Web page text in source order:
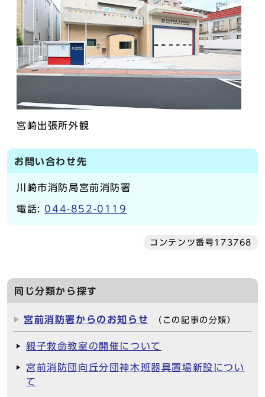
宮崎出張所外観
お問い合わせ先
川崎市消防局宮前消防署
電話: 044-852-0119
コンテンツ番号173768
同じ分類から探す
宮前消防署からのお知らせ （この記事の分類）
親子救命教室の開催について
宮前消防団向丘分団神木班器具置場新設につい
て